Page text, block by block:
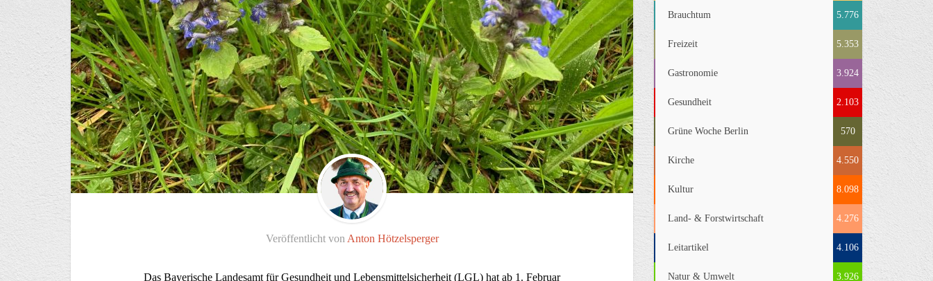
Veröffentlicht von Anton Hötzelsperger
Das Bayerische Landesamt für Gesundheit und Lebensmittelsicherheit (LGL) hat ab 1. Februar
Brauchtum 5.776
Freizeit 5.353
Gastronomie 3.924
Gesundheit 2.103
Grüne Woche Berlin 570
Kirche 4.550
Kultur 8.098
Land- & Forstwirtschaft 4.276
Leitartikel 4.106
Natur & Umwelt 3.926